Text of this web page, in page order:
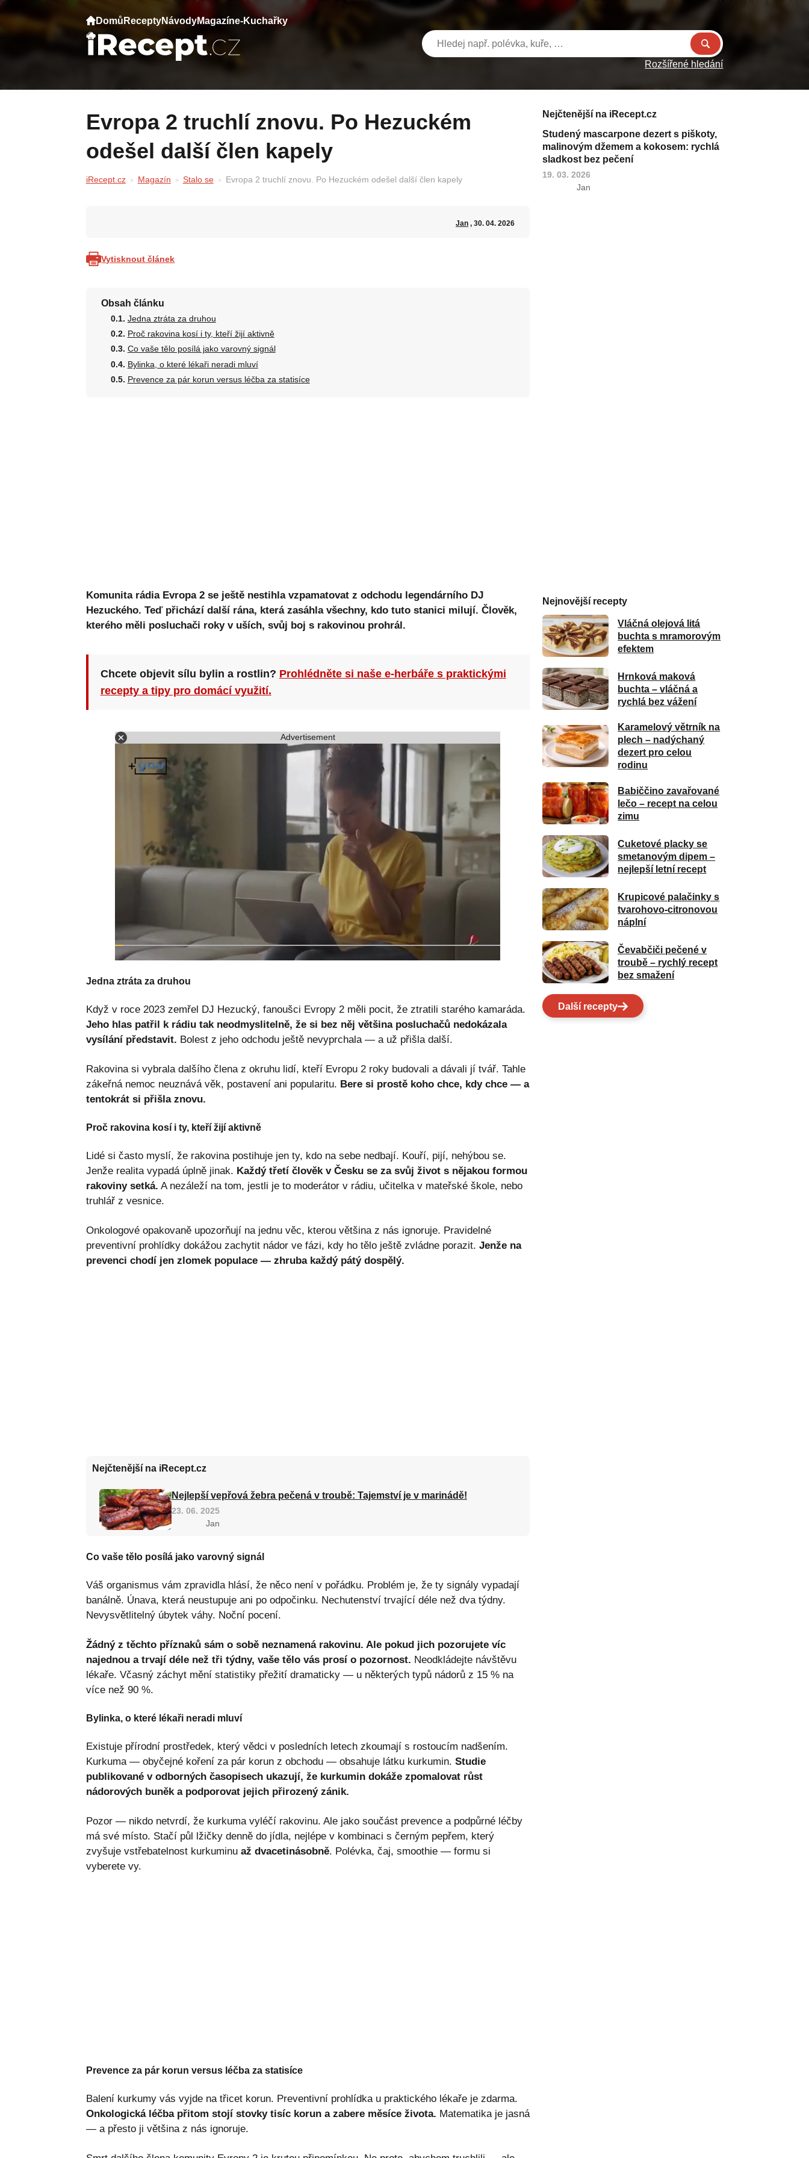
Domů ReceptyNávodyMagazíne-Kuchařky
Rozšířené hledání
Evropa 2 truchlí znovu. Po Hezuckém
odešel další člen kapely
iRecept.cz Magazín Stalo se Evropa 2 truchlí znovu. Po Hezuckém odešel další člen kapely
Jan, 30. 04. 2026
Vytisknout článek
Obsah článku
Jedna ztráta za druhou
Proč rakovina kosí i ty, kteří žijí aktivně
Co vaše tělo posílá jako varovný signál
Bylinka, o které lékaři neradi mluví
Prevence za pár korun versus léčba za statisíce
Komunita rádia Evropa 2 se ještě nestihla vzpamatovat z odchodu legendárního DJ
Hezuckého. Teď přichází další rána, která zasáhla všechny, kdo tuto stanici milují. Člověk,
kterého měli posluchači roky v uších, svůj boj s rakovinou prohrál.
Chcete objevit sílu bylin a rostlin? Prohlédněte si naše e-herbáře s praktickými
recepty a tipy pro domácí využití.
Advertisement
Jedna ztráta za druhou
Když v roce 2023 zemřel DJ Hezucký, fanoušci Evropy 2 měli pocit, že ztratili starého kamaráda.
Jeho hlas patřil k rádiu tak neodmyslitelně, že si bez něj většina posluchačů nedokázala
vysílání představit. Bolest z jeho odchodu ještě nevyprchala — a už přišla další.
Rakovina si vybrala dalšího člena z okruhu lidí, kteří Evropu 2 roky budovali a dávali jí tvář. Tahle
zákeřná nemoc neuznává věk, postavení ani popularitu. Bere si prostě koho chce, kdy chce — a
tentokrát si přišla znovu.
Proč rakovina kosí i ty, kteří žijí aktivně
Lidé si často myslí, že rakovina postihuje jen ty, kdo na sebe nedbají. Kouří, pijí, nehýbou se.
Jenže realita vypadá úplně jinak. Každý třetí člověk v Česku se za svůj život s nějakou formou
rakoviny setká. A nezáleží na tom, jestli je to moderátor v rádiu, učitelka v mateřské škole, nebo
truhlář z vesnice.
Onkologové opakovaně upozorňují na jednu věc, kterou většina z nás ignoruje. Pravidelné
preventivní prohlídky dokážou zachytit nádor ve fázi, kdy ho tělo ještě zvládne porazit. Jenže na
prevenci chodí jen zlomek populace — zhruba každý pátý dospělý.
Nejčtenější na iRecept.cz
Nejlepší vepřová žebra pečená v troubě: Tajemství je v marinádě!
23. 06. 2025
Jan
Co vaše tělo posílá jako varovný signál
Váš organismus vám zpravidla hlásí, že něco není v pořádku. Problém je, že ty signály vypadají
banálně. Únava, která neustupuje ani po odpočinku. Nechutenství trvající déle než dva týdny.
Nevysvětlitelný úbytek váhy. Noční pocení.
Žádný z těchto příznaků sám o sobě neznamená rakovinu. Ale pokud jich pozorujete víc
najednou a trvají déle než tři týdny, vaše tělo vás prosí o pozornost. Neodkládejte návštěvu
lékaře. Včasný záchyt mění statistiky přežití dramaticky — u některých typů nádorů z 15 % na
více než 90 %.
Bylinka, o které lékaři neradi mluví
Existuje přírodní prostředek, který vědci v posledních letech zkoumají s rostoucím nadšením.
Kurkuma — obyčejné koření za pár korun z obchodu — obsahuje látku kurkumin. Studie
publikované v odborných časopisech ukazují, že kurkumin dokáže zpomalovat růst
nádorových buněk a podporovat jejich přirozený zánik.
Pozor — nikdo netvrdí, že kurkuma vyléčí rakovinu. Ale jako součást prevence a podpůrné léčby
má své místo. Stačí půl lžičky denně do jídla, nejlépe v kombinaci s černým pepřem, který
zvyšuje vstřebatelnost kurkuminu až dvacetinásobně. Polévka, čaj, smoothie — formu si
vyberete vy.
Prevence za pár korun versus léčba za statisíce
Balení kurkumy vás vyjde na třicet korun. Preventivní prohlídka u praktického lékaře je zdarma.
Onkologická léčba přitom stojí stovky tisíc korun a zabere měsíce života. Matematika je jasná
— a přesto ji většina z nás ignoruje.
Nejčtenější na iRecept.cz
Studený mascarpone dezert s piškoty,
malinovým džemem a kokosem: rychlá
sladkost bez pečení
19. 03. 2026
Jan
Nejnovější recepty
Vláčná olejová litá
buchta s mramorovým
efektem
Hrnková maková
buchta – vláčná a
rychlá bez vážení
Karamelový větrník na
plech – nadýchaný
dezert pro celou
rodinu
Babiččino zavařované
lečo – recept na celou
zimu
Cuketové placky se
smetanovým dipem –
nejlepší letní recept
Krupicové palačinky s
tvarohovo-citronovou
náplní
Čevabčiči pečené v
troubě – rychlý recept
bez smažení
Další recepty